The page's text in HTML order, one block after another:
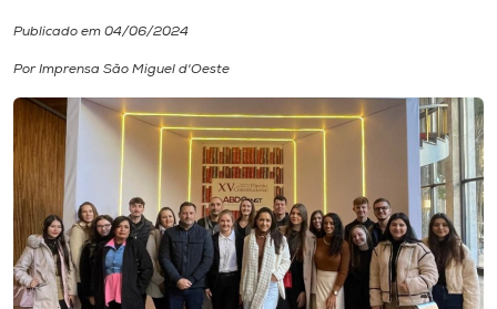
Internacionalização
I.nova
Diplomados
Cultura
Publicado em 04/06/2024
Por Imprensa São Miguel d'Oeste